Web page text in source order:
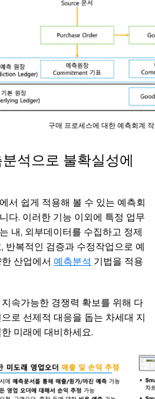
구매 프로세스에 대한 예측회계
석으로 불확실성에
서 쉽게 적용해 볼 수 있는 예측회
다. 이러한 기능 이외에 특정 업무
내, 외부데이터를 수집하고 정제
반복적인 검증과 수정작업으로 예
산업에서 예측분석 기법을 적용
속가능한 경쟁력 확보를 위해 다
로 선제적 대응을 돕는 차세대 지
미래에 대비하세요.